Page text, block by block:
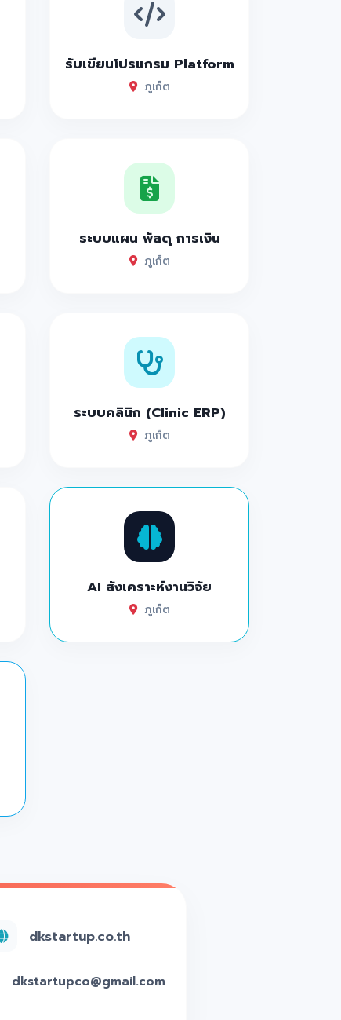
รับเขียนโปรแกรม Platform
ภูเก็ต
ระบบแผน พัสดุ การเงิน
ภูเก็ต
ระบบคลินิก (Clinic ERP)
ภูเก็ต
AI สังเคราะห์งานวิจัย
ภูเก็ต
dkstartup.co.th
dkstartupco@gmail.com